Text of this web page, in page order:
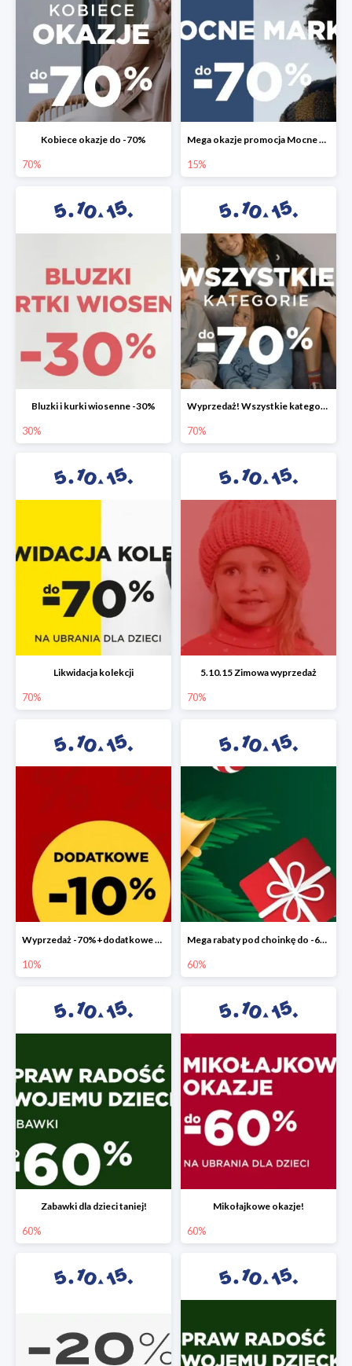
Kobiece okazje do -70%
70%
Mega okazje promocja Mocne marki do -70%
15%
Bluzki i kurki wiosenne -30%
30%
Wyprzedaż! Wszystkie kategorie do -70%
70%
Likwidacja kolekcji
70%
5.10.15 Zimowa wyprzedaż
70%
Wyprzedaż -70%+dodatkowe 10%
10%
Mega rabaty pod choinkę do -60%
60%
Zabawki dla dzieci taniej!
60%
Mikołajkowe okazje!
60%